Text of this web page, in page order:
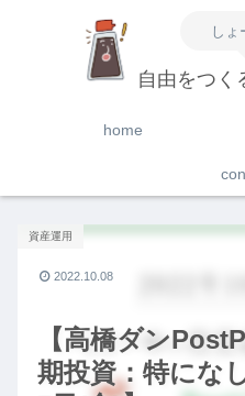
しょ
自由をつく
home
【高橋ダン
期投資：特にな
資産運用
2022.10.08